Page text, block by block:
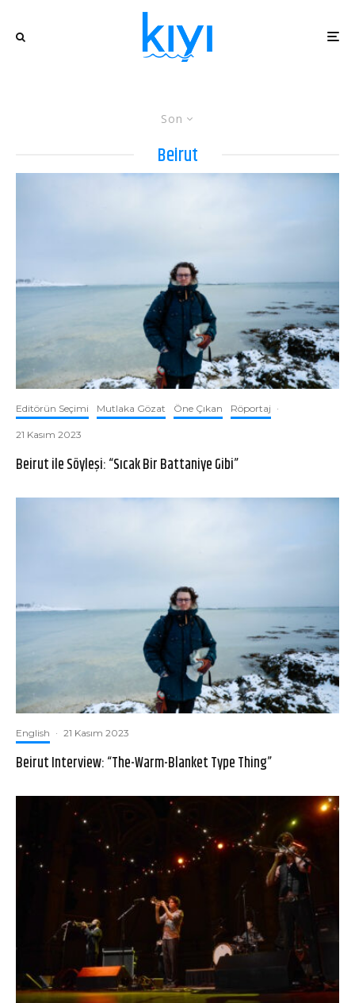
Son
Beirut
Editörün Seçimi Mutlaka Gözat Öne Çıkan Röportaj ·
21 Kasım 2023
Beirut ile Söyleşi: “Sıcak Bir Battaniye Gibi”
English · 21 Kasım 2023
Beirut Interview: “The-Warm-Blanket Type Thing”